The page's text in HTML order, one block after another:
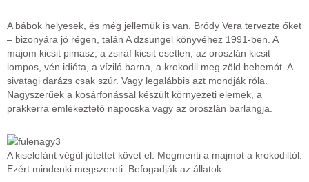
A bábok helyesek, és még jellemük is van. Bródy Vera tervezte őket
– bizonyára jó régen, talán A dzsungel könyvéhez 1991-ben. A
majom kicsit pimasz, a zsiráf kicsit esetlen, az oroszlán kicsit
lompos, vén idióta, a víziló barna, a krokodil meg zöld behemót. A
sivatagi darázs csak szúr. Vagy legalábbis azt mondják róla.
Nagyszerűek a kosárfonással készült környezeti elemek, a
prakkerra emlékeztető napocska vagy az oroszlán barlangja.
A kiselefánt végül jótettet követ el. Megmenti a majmot a krokodiltól.
Ezért mindenki megszereti. Befogadják az állatok.